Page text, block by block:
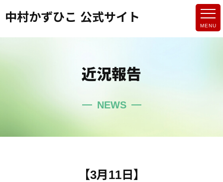
中村かずひこ 公式サイト
近況報告
NEWS
【3月11日】